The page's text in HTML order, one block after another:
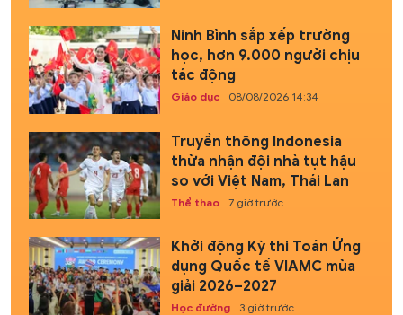
Ninh Bình sắp xếp trường
học, hơn 9.000 người chịu
tác động
Giáo dục 08/08/2026 14:34
Truyền thông Indonesia
thừa nhận đội nhà tụt hậu
so với Việt Nam, Thái Lan
Thể thao 7 giờ trước
Khởi động Kỳ thi Toán Ứng
dụng Quốc tế VIAMC mùa
giải 2026–2027
Học đường 3 giờ trước